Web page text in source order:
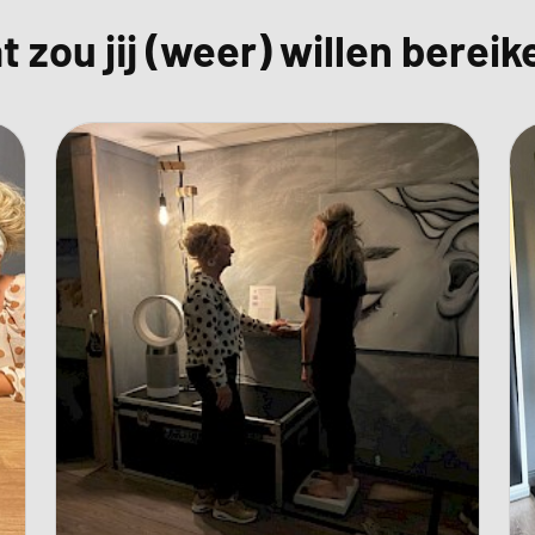
zou jij (weer) willen